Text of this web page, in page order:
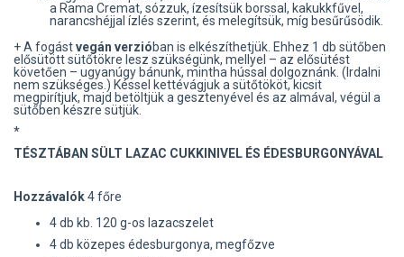
a Rama Cremat, sózzuk, ízesítsük borssal, kakukkfűvel,
narancshéjjal ízlés szerint, és melegítsük, míg besűrűsödik.
+ A fogástvegán verzióban is elkészíthetjük. Ehhez 1 db sütőben
elősütött sütőtökre lesz szükségünk, mellyel – az elősütést
követően – ugyanúgy bánunk, mintha hússal dolgoznánk. (Irdalni
nem szükséges.) Késsel kettévágjuk a sütőtököt, kicsit
megpirítjuk, majd betöltjük a gesztenyével és az almával, végül a
sütőben készre sütjük.
*
TÉSZTÁBAN SÜLT LAZAC CUKKINIVEL ÉS ÉDESBURGONYÁVAL
Hozzávalók4 főre
4 db kb. 120 g-os lazacszelet
4 db közepes édesburgonya, megfőzve